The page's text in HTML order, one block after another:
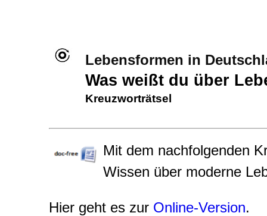
Lebensformen in
Was weißt du über
Kreuzworträtsel
Mit dem nachfolgenden
Wissen über moderne
Hier geht es zur Online-Version.